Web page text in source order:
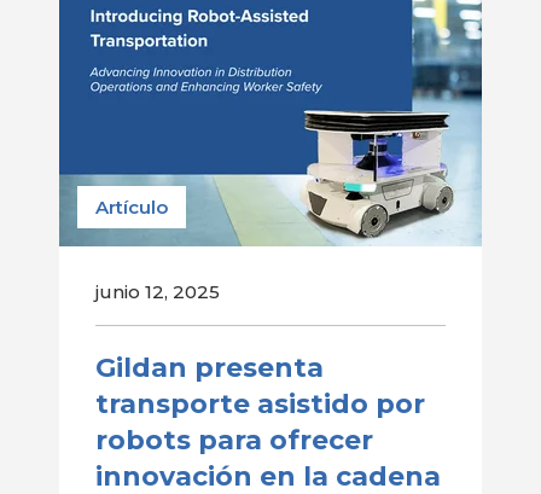
Artículo
junio 12, 2025
Gildan presenta
transporte asistido por
robots para ofrecer
innovación en la cadena